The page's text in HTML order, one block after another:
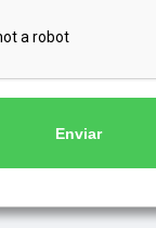
Enviar